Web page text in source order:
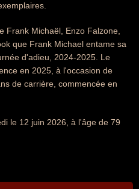
Frank Michaël, Enzo Falzone,
que Frank Michael entame sa
d'adieu, 2024-2025. Le
en 2025, à l'occasion de
de carrière, commencée en
le 12 juin 2026, à l'âge de 79